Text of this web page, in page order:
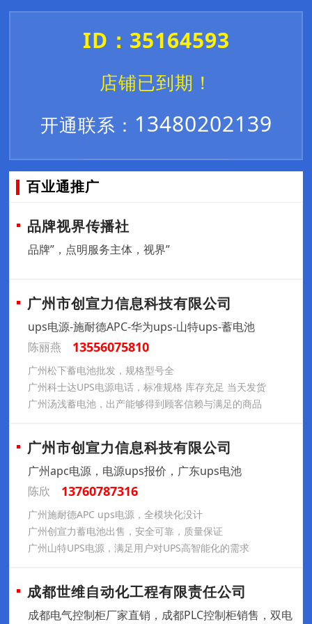
ID：35164593
店铺已到期！
开通联系： 13480202139
百业通推广
品牌视界传播社
品牌”，点明服务主体，视界”
广州市创宣力信息科技有限公司
ups电源-施耐德APC-华为ups-山特ups-蓄电池
陈丽燕
13556075810
广州松下蓄电池批发，规格型号全
广州科士达UPS电源电话，标准规格 库存充足 当天发货
广州汤浅蓄电池，出产能够得到顾客信赖与满足的商品
广州市创宣力信息科技有限公司
广州apc电源，电源ups报价，广东ups电池
陈欣
13760787316
广州施耐德APC ups电源，全模块化没计
广州创宣力蓄电池出售，安全可靠，质量保证
广州山特UPS电源，满足用户对UPS高智能化的需求
成都世维自动化工程有限责任公司
成都电气控制柜厂家直销，成都PLC控制柜销售，双电